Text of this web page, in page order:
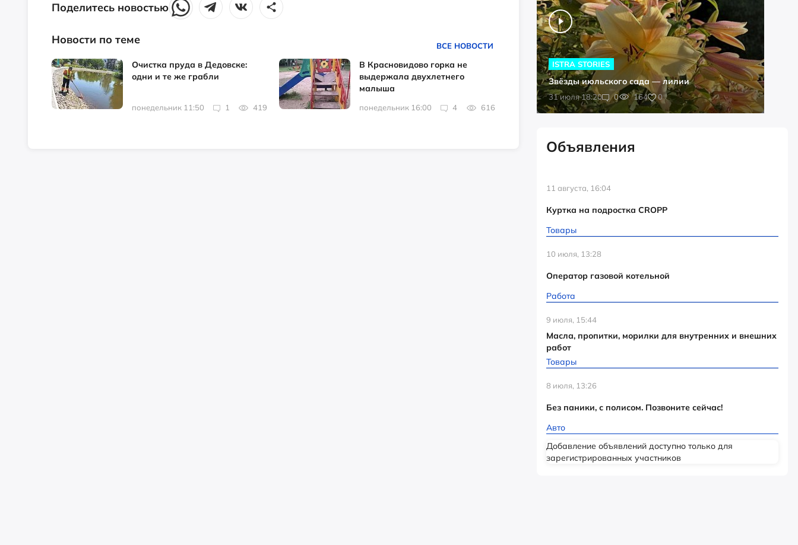
Поделитесь новостью
Новости по теме ВСЕ НОВОСТИ
Очистка пруда в Дедовске:
одни и те же грабли
понедельник 11:50 1 419
В Красновидово горка не
выдержала двухлетнего
малыша
понедельник 16:00 4 616
31 июля 18:20 0 164 0
ISTRA STORIES
Звёзды июльского сада — лилии
Объявления
11 августа, 16:04
Куртка на подростка CROPP
Товары
10 июля, 13:28
Оператор газовой котельной
Работа
9 июля, 15:44
Масла, пропитки, морилки для внутренних и внешних
работ
Товары
8 июля, 13:26
Без паники, с полисом. Позвоните сейчас!
Авто
Добавление объявлений доступно только для
зарегистрированных участников